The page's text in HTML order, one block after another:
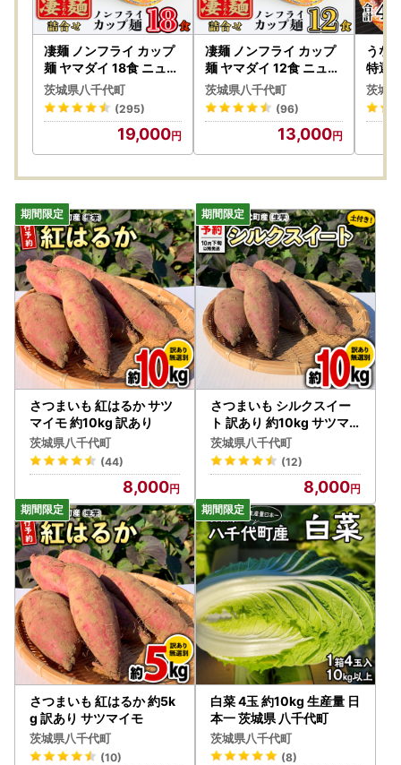
ご了承ください。
また、不備等があった返礼品は食べたり、飲んだり、捨てた
りせず、対応が決まるまで保管をお願いします。
保管されてない場合、代替品での対応等が難しい場合がござ
います。
ご連絡先：furusato@yachiyotown.com
●お寄せいただいた個人情報は、八千代町が寄附金の受付及
の目的で使用するものではありません。
●寄附者情報の”寄附者名”と”住所”には住民票にご登録の内
容をご記入ください。内容が異なる場合は寄附控除対象にな
らない可能性がありますのでご注意ください。
●寄附のキャンセル、返礼品の変更・返品はできません。
また、寄附者様の都合により返礼品がお届けできない場合、
返礼品の再送はいたしかねます。
住民票が八千代町にある方は、返礼品の送付対象になりませ
んので、あらかじめご了承ください。
凄麺 ノンフライ カップ
麺 ヤマダイ 18食 ニュー
タッチ
茨城県八千代町
(295)
19,000
凄麺 ノンフライ カップ
麺 ヤマダイ 12食 ニュー
タッチ カップ麺
茨城県八千代町
(96)
13,000
うな
特選
レ山
まぶ
ギ 鰻
茨城
さつまいも 紅はるか サツ
マイモ 約10kg 訳あり
茨城県八千代町
(44)
8,000
さつまいも シルクスイー
ト 訳あり 約10kg サツマ
イモ
茨城県八千代町
(12)
8,000
さつまいも 紅はるか 約5k
g 訳あり サツマイモ
茨城県八千代町
(10)
白菜 4玉 約10kg 生産量 日
本一 茨城県 八千代町
茨城県八千代町
(8)